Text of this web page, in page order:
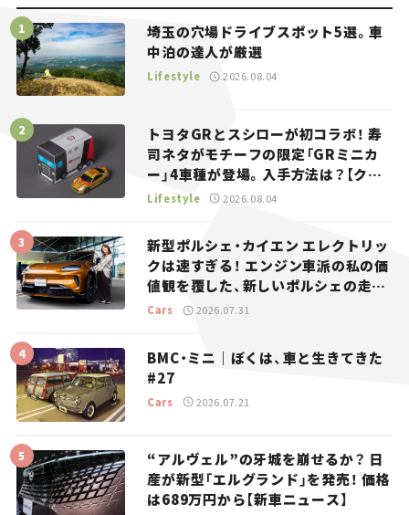
埼玉の穴場ドライブスポット5選。車
中泊の達人が厳選
Lifestyle 2026.08.04
トヨタGRとスシローが初コラボ！ 寿
司ネタがモチーフの限定「GRミニカ
ー」4車種が登場。入手方法は？【クル
マとホビー】
Lifestyle 2026.08.04
新型ポルシェ・カイエン エレクトリッ
クは速すぎる！ エンジン車派の私の価
値観を覆した、新しいポルシェの走
り。
Cars 2026.07.31
BMC・ミニ｜ぼくは、車と生きてきた
#27
Cars 2026.07.21
“アルヴェル”の牙城を崩せるか？ 日
産が新型「エルグランド」を発売！ 価格
は689万円から【新車ニュース】